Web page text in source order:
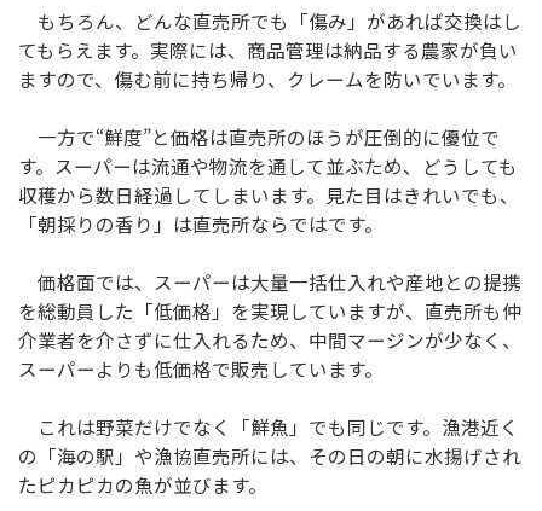
もちろん、どんな直売所でも「傷み」があれば交換はし
てもらえます。実際には、商品管理は納品する農家が負い
ますので、傷む前に持ち帰り、クレームを防いでいます。
一方で“鮮度”と価格は直売所のほうが圧倒的に優位で
す。スーパーは流通や物流を通して並ぶため、どうしても
収穫から数日経過してしまいます。見た目はきれいでも、
「朝採りの香り」は直売所ならではです。
価格面では、スーパーは大量一括仕入れや産地との提携
を総動員した「低価格」を実現していますが、直売所も仲
介業者を介さずに仕入れるため、中間マージンが少なく、
スーパーよりも低価格で販売しています。
これは野菜だけでなく「鮮魚」でも同じです。漁港近く
の「海の駅」や漁協直売所には、その日の朝に水揚げされ
たピカピカの魚が並びます。